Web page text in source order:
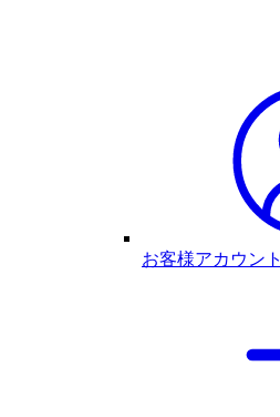
お客様アカウント